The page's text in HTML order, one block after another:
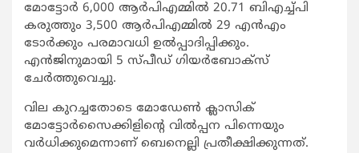
മോട്ടോര്‍ 6,000 ആര്‍പിഎമ്മില്‍ 20.71 ബിഎച്ച്പി
കരുത്തും 3,500 ആര്‍പിഎമ്മില്‍ 29 എന്‍എം
ടോര്‍ക്കും പരമാവധി ഉല്‍പ്പാദിപ്പിക്കും.
എന്‍ജിനുമായി 5 സ്പീഡ് ഗിയര്‍ബോക്‌സ്
ചേര്‍ത്തുവെച്ചു.
വില കുറച്ചതോടെ മോഡേണ്‍ ക്ലാസിക്
മോട്ടോര്‍സൈക്കിളിന്റെ വില്‍പ്പന പിന്നെയും
വര്‍ധിക്കുമെന്നാണ് ബെനെല്ലി പ്രതീക്ഷിക്കുന്നത്.